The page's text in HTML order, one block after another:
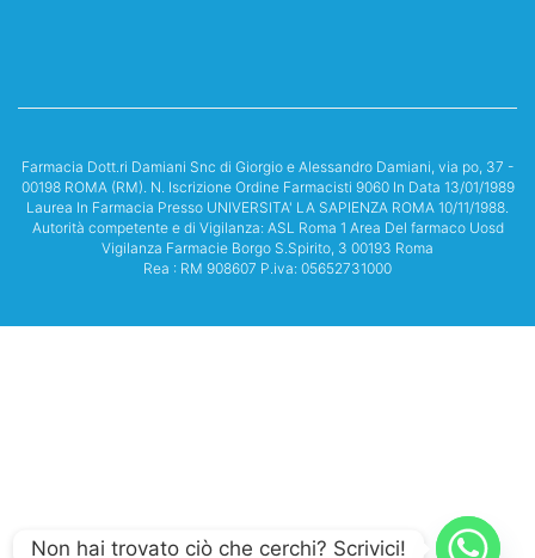
Farmacia Dott.ri Damiani Snc di Giorgio e Alessandro Damiani, via po, 37 -
00198 ROMA (RM). N. Iscrizione Ordine Farmacisti 9060 In Data 13/01/1989
Laurea In Farmacia Presso UNIVERSITA' LA SAPIENZA ROMA 10/11/1988.
Autorità competente e di Vigilanza: ASL Roma 1 Area Del farmaco Uosd
Vigilanza Farmacie Borgo S.Spirito, 3 00193 Roma
Rea : RM 908607 P.iva: 05652731000
Non hai trovato ciò che cerchi? Scrivici!